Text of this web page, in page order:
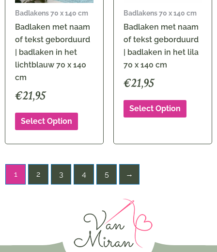
Badlakens 70 x 140 cm
Badlaken met naam
of tekst geborduurd
| badlaken in het
lichtblauw 70 x 140
cm
€21,95
Select Option
Badlakens 70 x 140 cm
Badlaken met naam
of tekst geborduurd
| badlaken in het lila
70 x 140 cm
€21,95
Select Option
1 2 3 4 5 →